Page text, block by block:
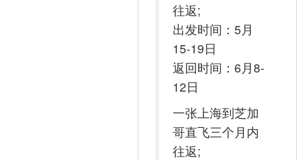
往返;
出发时间：5月
15-19日
返回时间：6月8-
12日
一张上海到芝加
哥直飞三个月内
往返;